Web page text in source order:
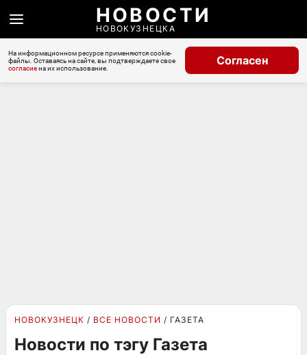
НОВОСТИ
НОВОКУЗНЕЦКА
На информационном ресурсе применяются cookie-
файлы. Оставаясь на сайте, вы подтверждаете свое
согласиена их использование.
Согласен
НОВОКУЗНЕЦК ВСЕ НОВОСТИ ГАЗЕТА
Новости по тэгу Газета